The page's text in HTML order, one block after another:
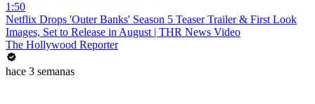
1:50
Netflix Drops 'Outer Banks' Season 5 Teaser Trailer & First Look
Images, Set to Release in August | THR News Video
The Hollywood Reporter
hace 3 semanas